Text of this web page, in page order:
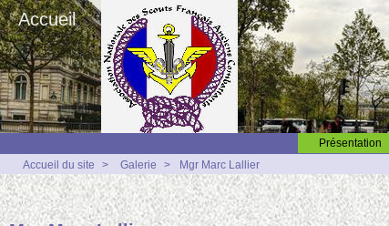
Accueil
Présentation
Accueil du site > Galerie > Mgr Marc Lallier